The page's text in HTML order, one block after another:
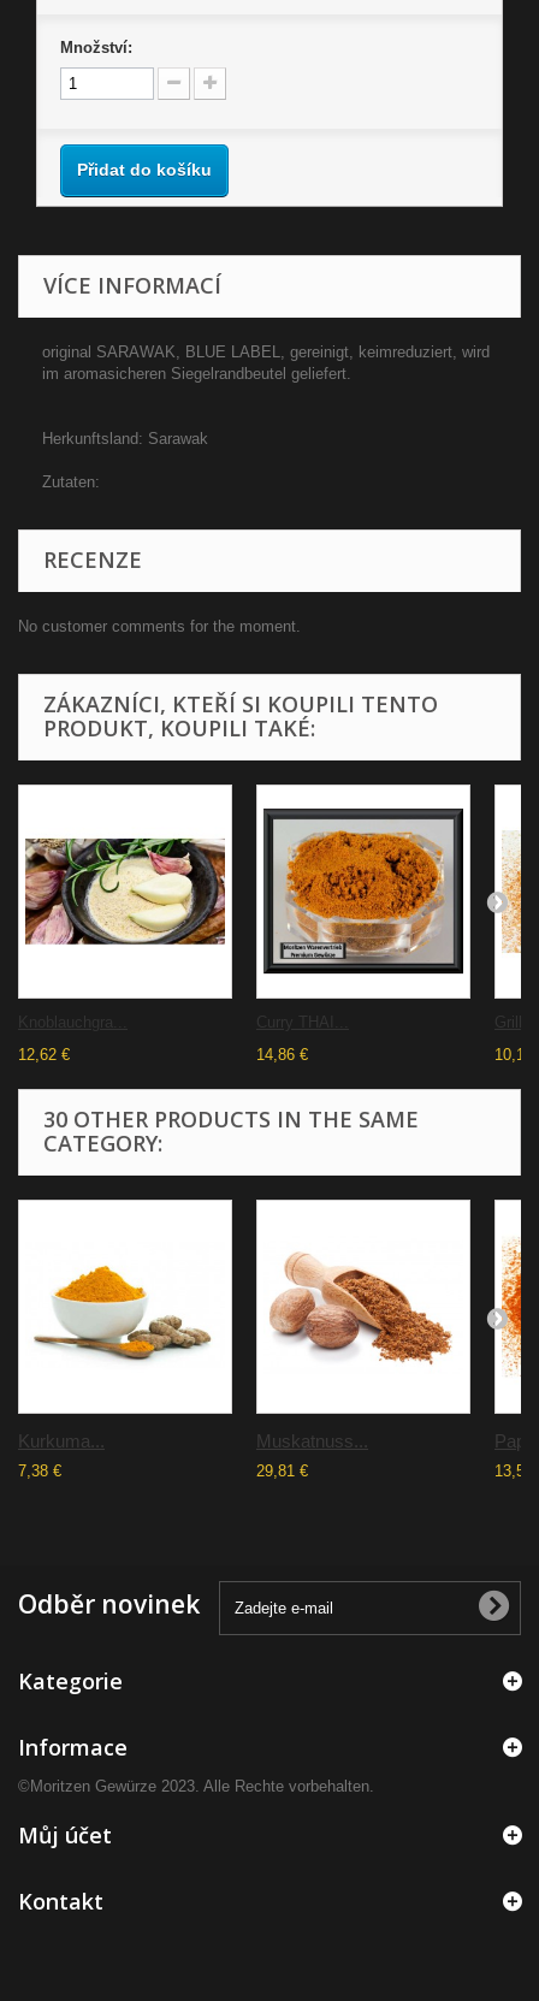
Množství:
Přidat do košíku
VÍCE INFORMACÍ
original SARAWAK, BLUE LABEL, gereinigt, keimreduziert, wird
im aromasicheren Siegelrandbeutel geliefert.
Herkunftsland: Sarawak
Zutaten:
RECENZE
No customer comments for the moment.
ZÁKAZNÍCI, KTEŘÍ SI KOUPILI TENTO
PRODUKT, KOUPILI TAKÉ:
Knoblauchgra...
12,62 €
Curry THAI...
14,86 €
Grill-
10,19
30 OTHER PRODUCTS IN THE SAME
CATEGORY:
Kurkuma...
7,38 €
Muskatnuss...
29,81 € 13,55
Odběr novinek
Kategorie
Informace
©Moritzen Gewürze 2023. Alle Rechte vorbehalten.
Můj účet
Kontakt